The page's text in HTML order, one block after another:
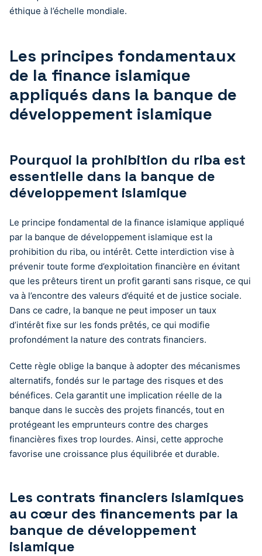
éthique à l’échelle mondiale.
Les principes fondamentaux
de la finance islamique
appliqués dans la banque de
développement islamique
Pourquoi la prohibition du riba est
essentielle dans la banque de
développement islamique
Le principe fondamental de la finance islamique appliqué
par la banque de développement islamique est la
prohibition du riba, ou intérêt. Cette interdiction vise à
prévenir toute forme d’exploitation financière en évitant
que les prêteurs tirent un profit garanti sans risque, ce qui
va à l’encontre des valeurs d’équité et de justice sociale.
Dans ce cadre, la banque ne peut imposer un taux
d’intérêt fixe sur les fonds prêtés, ce qui modifie
profondément la nature des contrats financiers.
Cette règle oblige la banque à adopter des mécanismes
alternatifs, fondés sur le partage des risques et des
bénéfices. Cela garantit une implication réelle de la
banque dans le succès des projets financés, tout en
protégeant les emprunteurs contre des charges
financières fixes trop lourdes. Ainsi, cette approche
favorise une croissance plus équilibrée et durable.
Les contrats financiers islamiques
au cœur des financements par la
banque de développement
islamique